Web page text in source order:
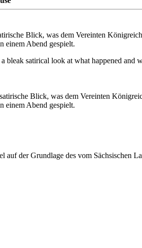
Blick, was dem Vereinten
einem Abend gespielt.
bleak satirical look at what happened and
Blick, was dem Vereinten
einem Abend gespielt.
der Grundlage des vom Sächsischen